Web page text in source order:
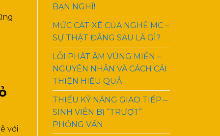
với
BẠN NGHĨ!
MỨC CÁT-XÊ CỦA NGHỀ MC –
SỰ THẬT ĐẰNG SAU LÀ GÌ?
LỖI PHÁT ÂM VÙNG MIỀN –
NGUYÊN NHÂN VÀ CÁCH CẢI
THIỆN HIỆU QUẢ
THIẾU KỸ NĂNG GIAO TIẾP –
SINH VIÊN BỊ “TRƯỢT”
PHỎNG VẤN